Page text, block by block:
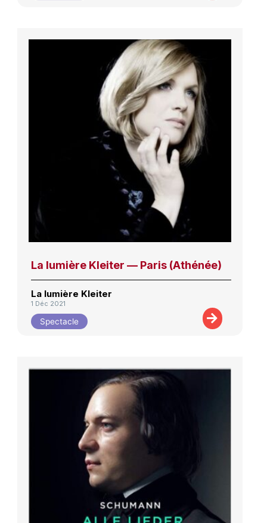
La lumière Kleiter — Paris (Athénée)
La lumière Kleiter
1 Déc 2021
Spectacle